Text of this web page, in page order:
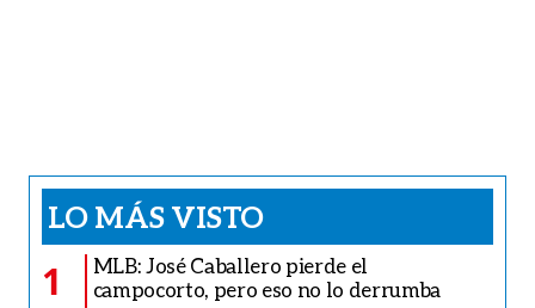
LO MÁS VISTO
1
MLB: José Caballero pierde el
campocorto, pero eso no lo derrumba